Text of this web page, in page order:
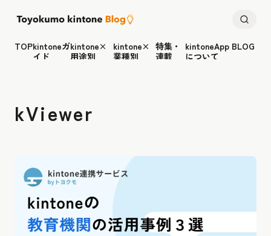
TOPkintoneガ
イド
kintone×
用途別
kintone×
業種別
特集・
連載
kintoneApp BLOG
について
kViewer